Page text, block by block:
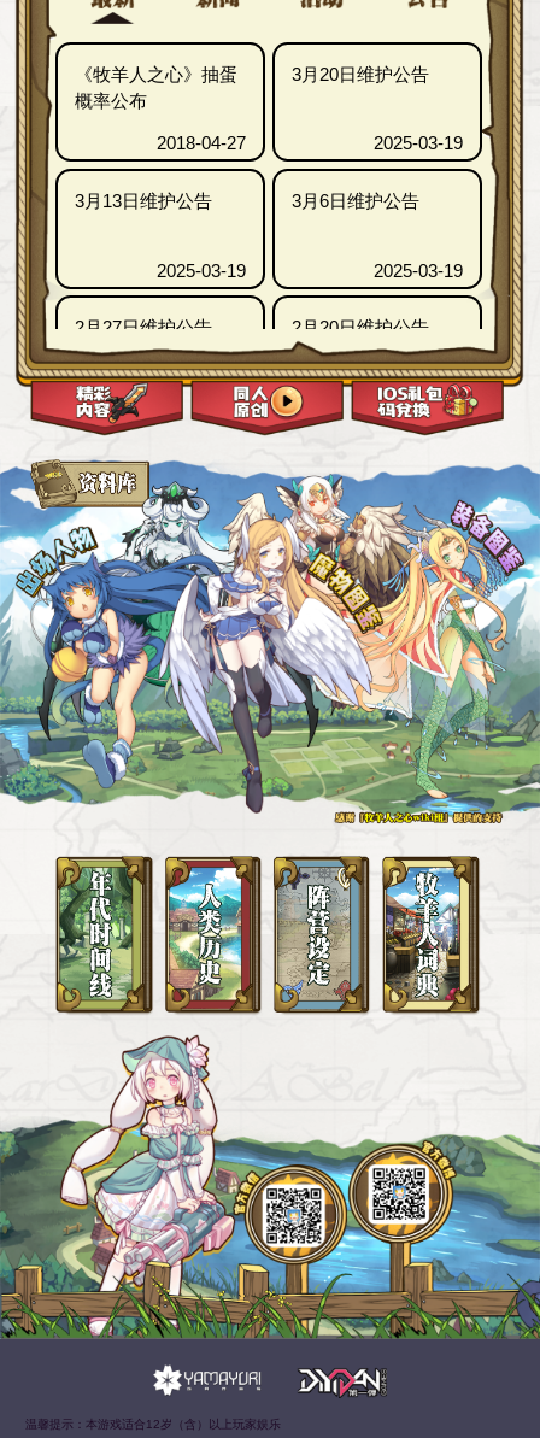
《牧羊人之心》抽蛋
概率公布
2018-04-27
3月20日维护公告
2025-03-19
3月13日维护公告
2025-03-19
3月6日维护公告
2025-03-19
2月27日维护公告
2025-03-19
2月20日维护公告
2025-02-19
02月13日维护公告
2025-02-12 2025-02-12
1月30日维护公告
2025-02-12
1月23日更新公告
2025-01-22
1月16日维护公告
2025-01-22
1月9日维护公告
2025-01-08
2025-01-06 2024-12-25
12月19日维护公告
2024-12-19
12月12日维护公告
12月5日维护公告
2024-12-09 2024-11-27
11月21日维护公告
2024-11-27
11月14日维护公告
2024-11-14
温馨提示：本游戏适合12岁（含）以上玩家娱乐